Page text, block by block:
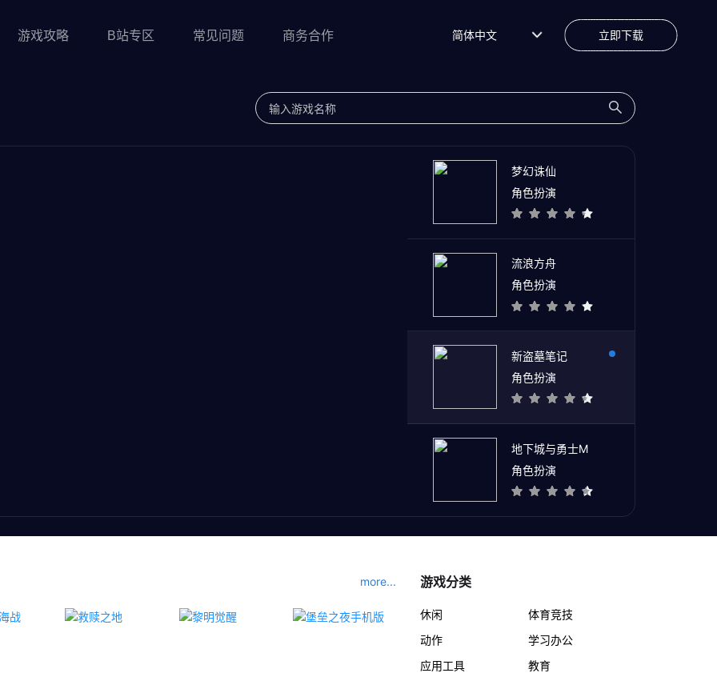
游戏攻略 B站专区 常见问题 商务合作 简体中文 立即下载
梦幻诛仙
角色扮演
流浪方舟
角色扮演
新盗墓笔记
角色扮演
地下城与勇士M
角色扮演
more... 游戏分类
休闲
体育竞技
动作
学习办公
应用工具
教育